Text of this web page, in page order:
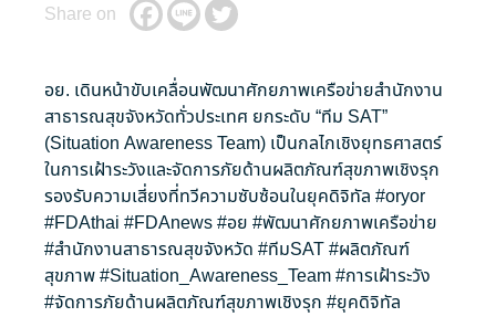
Share on
อย. เดินหน้าขับเคลื่อนพัฒนาศักยภาพเครือข่ายสำนักงาน
สาธารณสุขจังหวัดทั่วประเทศ ยกระดับ “ทีม SAT”
(Situation Awareness Team) เป็นกลไกเชิงยุทธศาสตร์
ในการเฝ้าระวังและจัดการภัยด้านผลิตภัณฑ์สุขภาพเชิงรุก
รองรับความเสี่ยงที่ทวีความซับซ้อนในยุคดิจิทัล #oryor
#FDAthai #FDAnews#อย #พัฒนาศักยภาพเครือข่าย
#สำนักงานสาธารณสุขจังหวัด #ทีมSAT#ผลิตภัณฑ์
สุขภาพ#Situation_Awareness_Team#การเฝ้าระวัง
#จัดการภัยด้านผลิตภัณฑ์สุขภาพเชิงรุก #ยุคดิจิทัล